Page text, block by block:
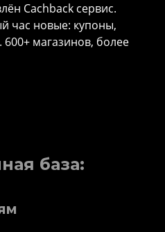
Cachback сервис.
час новые: купоны,
магазинов, более
база: